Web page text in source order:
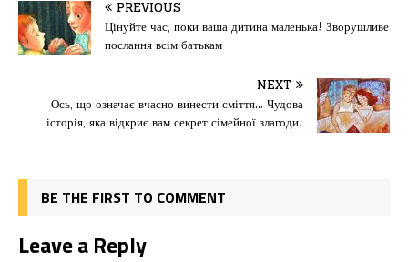
e
b
o
o
o
d
o
n
l и
т
ис
я
PREVIOUS
Цінуйте час, поки ваша дитина маленька! Зворушливе
послання всім батькам
NEXT
Ось, що означає вчасно винести сміття… Чудова
історія, яка відкриє вам секрет сімейної злагоди!
BE THE FIRST TO COMMENT
Leave a Reply